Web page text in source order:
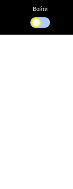
Войти